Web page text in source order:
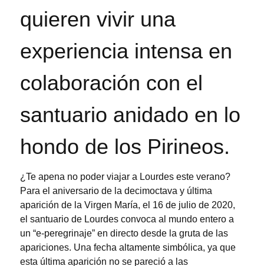
quieren vivir una
experiencia intensa en
colaboración con el
santuario anidado en lo
hondo de los Pirineos.
¿Te apena no poder viajar a Lourdes este verano?
Para el aniversario de la decimoctava y última
aparición de la Virgen María, el 16 de julio de 2020,
el santuario de Lourdes convoca al mundo entero a
un “e-peregrinaje” en directo desde la gruta de las
apariciones. Una fecha altamente simbólica, ya que
esta última aparición no se pareció a las